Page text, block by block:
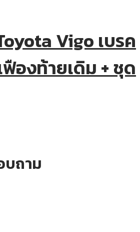
Vigo เบรค
ฟืองท้ายเดิม + ชุด
บถาม